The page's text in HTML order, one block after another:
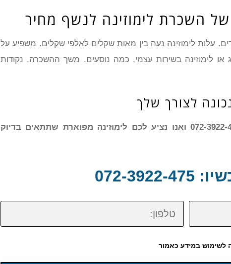
השכרת לימוזינה לנשף מחיר
עלות לימוזינה נעה בין מאות שקלים לאלפי שקלים. משפיע על
לימוזינה בשירות עצמי, כמה נוסעים, משך ההשכרה, נקודות
לצורך שלך
צרו עמנו קשר עוד היום בטלפון: 072-3922-475 ואנו נציע לכם לימוזינה מפוארת שתתאים בדיוק
475
טלפון:
לשימוש במידע כאמור